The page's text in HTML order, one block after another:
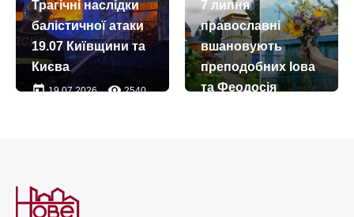
великомученика і
цілителя
Пантелеймона
today 27.07.2026
Трагічні наслідки
балістичної атаки
19.07 Київщини та
Києва
today19.07.2026 remove_red_eye2540
7 липня
православні
вшановують
преподобних Іова
та Феодосія